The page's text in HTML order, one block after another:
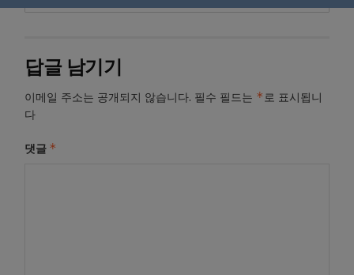
답글 남기기
이메일 주소는 공개되지 않습니다. 필수 필드는 *로 표시됩니
다
댓글 *